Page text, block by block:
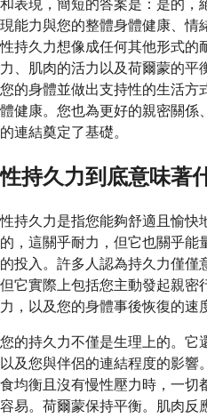
和表現，簡短的答案是：是的，
現能力與您的整體身體健康、情
性持久力想像成任何其他形式的
力、肌肉的活力以及荷爾蒙的平
您的身體並做出支持性的生活方
體健康。您也為更好的親密關係
的連結奠定了基礎。
性持久力到底意味著
性持久力是指您能夠舒適且愉快
的，這關乎耐力，但它也關乎能
的投入。許多人認為持久力僅僅
但它實際上包括您主動發起親密
力，以及您的身體事後恢復的速
您的持久力不僅是生理上的。它
以及您與伴侶的連結程度的影響
食均衡且沒有慢性壓力時，一切
容易。荷爾蒙保持平衡。肌肉反